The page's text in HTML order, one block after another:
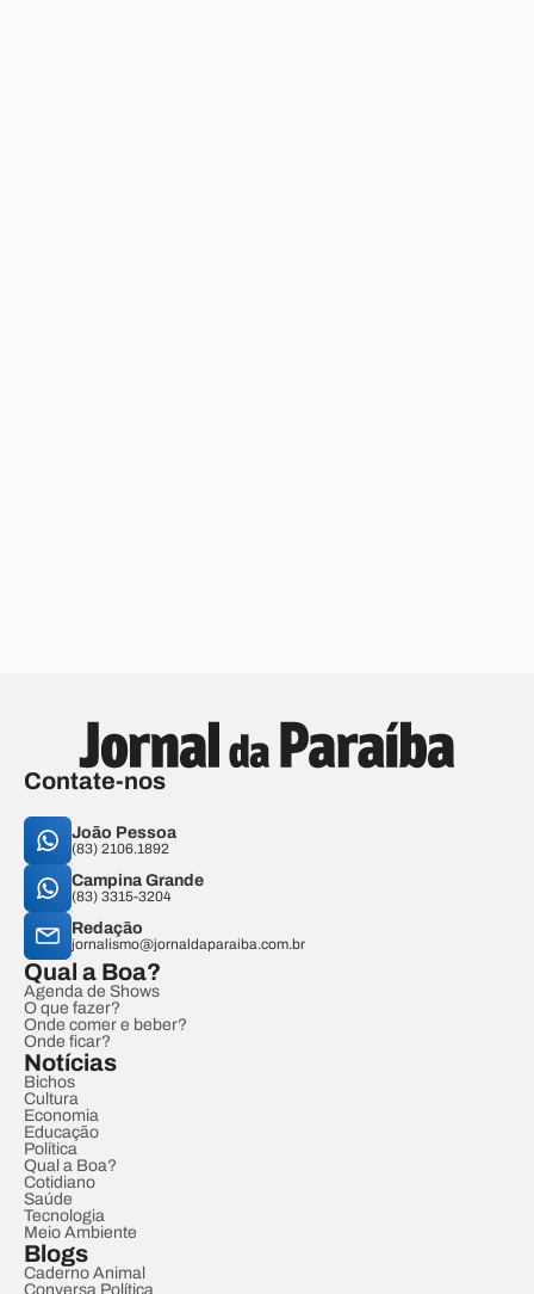
Contate-nos
João Pessoa
(83) 2106.1892
Campina Grande
(83) 3315-3204
Redação
jornalismo@jornaldaparaiba.com.br
Qual a Boa?
Agenda de Shows
O que fazer?
Onde comer e beber?
Onde ficar?
Notícias
Bichos
Cultura
Economia
Educação
Política
Qual a Boa?
Cotidiano
Saúde
Tecnologia
Meio Ambiente
Blogs
Caderno Animal
Conversa Política